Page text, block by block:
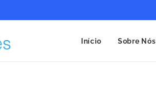
Início Sobre Nós